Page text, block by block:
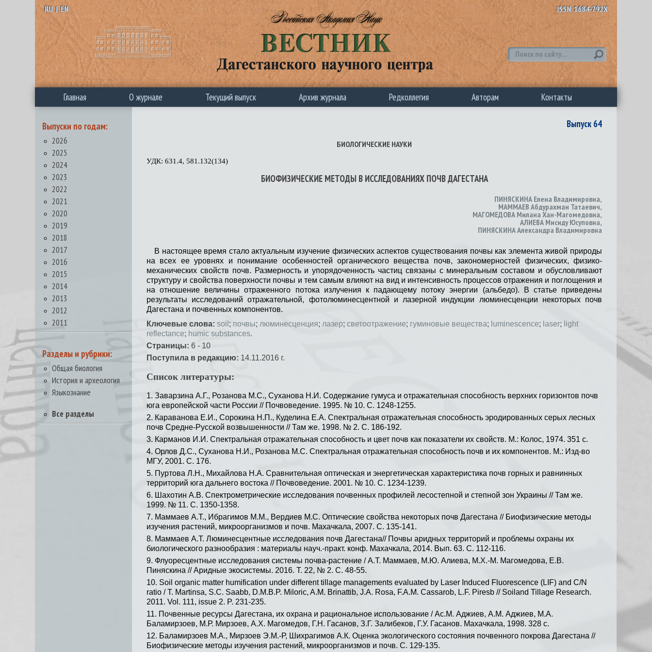
RU | EN ISSN 1684-792X
Главная О журнале Текущий выпуск Архив журнала Редколлегия Авторам Контакты
Выпуски по годам:
2026
2025
2024
2023
2022
2021
2020
2019
2018
2017
2016
2015
2014
2013
2012
2011
Разделы и рубрики:
Общая биология
История и археология
Языкознание
Все разделы
Выпуск 64
БИОЛОГИЧЕСКИЕ НАУКИ
УДК: 631.4, 581.132(134)
БИОФИЗИЧЕСКИЕ МЕТОДЫ В ИССЛЕДОВАНИЯХ ПОЧВ ДАГЕСТАНА
ПИНЯСКИНА Елена Владимировна,
МАММАЕВ Абдурахман Татаевич,
МАГОМЕДОВА Милана Хан-Магомедовна,
АЛИЕВА Мисиду Юсуповна,
ПИНЯСКИНА Александра Владимировна
В настоящее время стало актуальным изучение физических аспектов существования почвы как элемента живой природы
на всех ее уровнях и понимание особенностей органического вещества почв, закономерностей физических, физико-
механических свойств почв. Размерность и упорядоченность частиц связаны с минеральным составом и обусловливают
структуру и свойства поверхности почвы и тем самым влияют на вид и интенсивность процессов отражения и поглощения и
на отношение величины отраженного потока излучения к падающему потоку энергии (альбедо). В статье приведены
результаты исследований отражательной, фотолюминесцентной и лазерной индукции люминесценции некоторых почв
Дагестана и почвенных компонентов.
Ключевые слова: soil ; почвы; люминесценция; лазер; светоотражение; гуминовые вещества; luminescence; laser; light
reflectance; humic substances.
Страницы: 6 - 10
Поступила в редакцию: 14.11.2016 г.
Список литературы:
Заварзина А.Г., Розанова М.С., Суханова Н.И. Содержание гумуса и отражательная способность верхних горизонтов почв
юга европейской части России // Почвоведение. 1995. № 10. С. 1248-1255.
Караванова Е.И., Сорокина Н.П., Куделина Е.А. Спектральная отражательная способность эродированных серых лесных
почв Средне-Русской возвышенности // Там же. 1998. № 2. С. 186-192.
Карманов И.И. Спектральная отражательная способность и цвет почв как показатели их свойств. М.: Колос, 1974. 351 с.
Орлов Д.С., Суханова Н.И., Розанова М.С. Спектральная отражательная способность почв и их компонентов. М.: Изд-во
МГУ, 2001. С. 176.
Пуртова Л.Н., Михайлова Н.А. Сравнительная оптическая и энергетическая характеристика почв горных и равнинных
территорий юга дальнего востока // Почвоведение. 2001. № 10. С. 1234-1239.
Шахотин А.В. Спектрометрические исследования почвенных профилей лесостепной и степной зон Украины // Там же.
1999. № 11. С. 1350-1358.
Маммаев А.Т., Ибрагимов М.М., Вердиев М.С. Оптические свойства некоторых почв Дагестана // Биофизические методы
изучения растений, микроорганизмов и почв. Махачкала, 2007. С. 135-141.
Маммаев А.Т. Люминесцентные исследования почв Дагестана// Почвы аридных территорий и проблемы охраны их
биологического разнообразия : материалы науч.-практ. конф. Махачкала, 2014. Вып. 63. С. 112-116.
Флуоресцентные исследования системы почва-растение / А.Т. Маммаев, М.Ю. Алиева, М.Х.-М. Магомедова, Е.В.
Пиняскина // Аридные экосистемы. 2016. Т. 22, № 2. С. 48-55.
Soil organic matter humification under different tillage managements evaluated by Laser Induced Fluorescence (LIF) and C/N
ratio / T. Martinsa, S.C. Saabb, D.M.B.P. Miloric, A.M. Brinattib, J.A. Rosa, F.A.M. Cassarob, L.F. Piresb // Soiland Tillage Research.
2011. Vol. 111, issue 2. P. 231-235.
Почвенные ресурсы Дагестана, их охрана и рациональное использование / Ас.М. Аджиев, A.M. Аджиев, М.А.
Баламирзоев, М.Р. Мирзоев, А.Х. Магомедов, Г.Н. Гасанов, З.Г. Залибеков, Г.У. Гасанов. Махачкала, 1998. 328 с.
Баламирзоев М.А., Мирзоев Э.М.-Р, Шихрагимов А.К. Оценка экологического состояния почвенного покрова Дагестана //
Биофизические методы изучения растений, микроорганизмов и почв. С. 129-135.